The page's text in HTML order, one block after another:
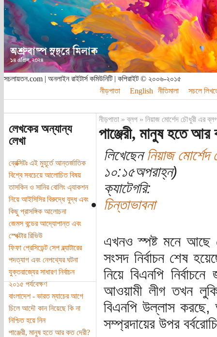
সচলায়তন.com | অনলাইন রাইটার্স কমিউনিটি | কপিরাইট © ২০০৬-২০১৫
নীড়পাতা
English নীতিমালা সচলে
লেখকের অন্যান্য
লেখা
ব্রেক্সিটঃ এই মুহূর্তে আন্তর্জাতিক
বিশ্বে সবচেয়ে আলোচিত বিষয়
তাসকিন ও সানির বোলিং এ্যাকশন
নিয়ে আইসিসির বিরুদ্ধে যুদ্ধ এবং
কিছু প্রাসঙ্গিক আলোচনা
জেমস বন্ডের আদ্যোপান্ত এবং
স্পেক্টার রিভিউ
ফিফা প্রেসিডেন্ট সেপ ব্ল্যাটারের
পদত্যাগ এবং নেপথ্যের ঘটনা
যুক্তরাজ্যের সাধারণ নির্বাচন
২০১৫ পর্যবেক্ষণ
বাংলাদেশ - ভারত ম্যাচের আগে
চিলে আদৌ কান নিয়েছে কি না
নিশ্চিত হয়ে নিন
পাঞ্জেরী, মানুষ হতে আর কত দেরী?
নীড়পাতা»ব্লগ» নিয়াজ মোর্শেদ চৌধুরী এর
পাঞ্জেরী, মানুষ হতে আর
লিখেছেননিয়াজ মোর্শেদ
১০:১৫অপরাহ্ন)
ক্যাটেগরি:
চিন্তাভাবনা
এখনও স্পষ্ট মনে আছে
সংসদ নির্বাচন শেষ
নিয়ে বিএনপি
আওয়ামী লীগ তখন
বিএনপি উল্লাস
সম্প্রদায়ের উপর